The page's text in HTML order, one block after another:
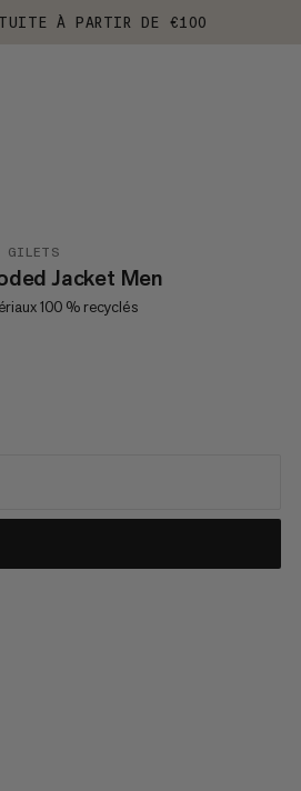
À PARTIR DE €100
GILETS
Jacket Men
100 % recyclés